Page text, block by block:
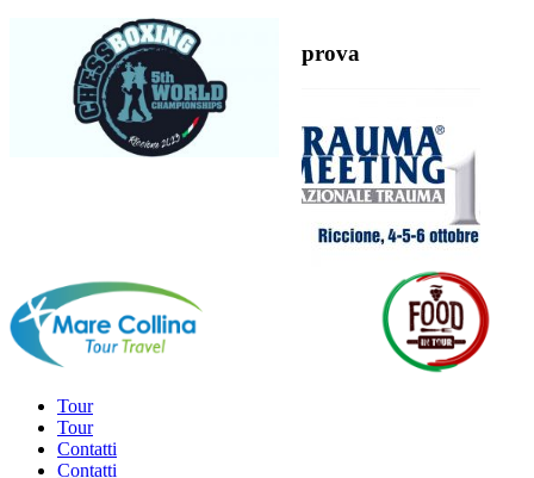
prova
Tour
Tour
Contatti
Contatti